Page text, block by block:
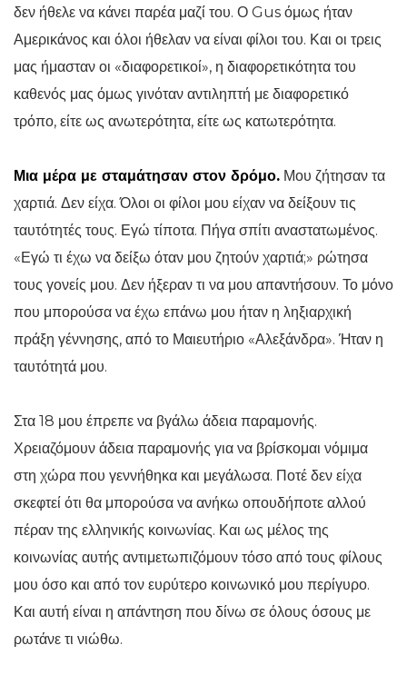
δεν ήθελε να κάνει παρέα μαζί του. Ο Gus όμως ήταν
Αμερικάνος και όλοι ήθελαν να είναι φίλοι του. Και οι τρεις
μας ήμασταν οι «διαφορετικοί», η διαφορετικότητα του
καθενός μας όμως γινόταν αντιληπτή με διαφορετικό
τρόπο, είτε ως ανωτερότητα, είτε ως κατωτερότητα.
Μια μέρα με σταμάτησαν στον δρόμο. Μου ζήτησαν τα
χαρτιά. Δεν είχα. Όλοι οι φίλοι μου είχαν να δείξουν τις
ταυτότητές τους. Εγώ τίποτα. Πήγα σπίτι αναστατωμένος.
«Εγώ τι έχω να δείξω όταν μου ζητούν χαρτιά;» ρώτησα
τους γονείς μου. Δεν ήξεραν τι να μου απαντήσουν. Το μόνο
που μπορούσα να έχω επάνω μου ήταν η ληξιαρχική
πράξη γέννησης, από το Μαιευτήριο «Αλεξάνδρα». Ήταν η
ταυτότητά μου.
Στα 18 μου έπρεπε να βγάλω άδεια παραμονής.
Χρειαζόμουν άδεια παραμονής για να βρίσκομαι νόμιμα
στη χώρα που γεννήθηκα και μεγάλωσα. Ποτέ δεν είχα
σκεφτεί ότι θα μπορούσα να ανήκω οπουδήποτε αλλού
πέραν της ελληνικής κοινωνίας. Και ως μέλος της
κοινωνίας αυτής αντιμετωπιζόμουν τόσο από τους φίλους
μου όσο και από τον ευρύτερο κοινωνικό μου περίγυρο.
Και αυτή είναι η απάντηση που δίνω σε όλους όσους με
ρωτάνε τι νιώθω.